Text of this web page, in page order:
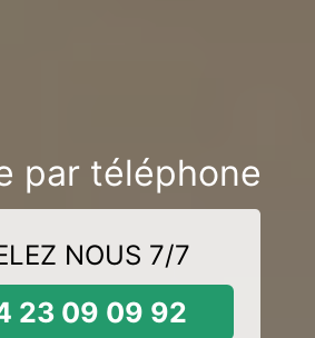
par téléphone
NOUS 7/7
23 09 09 92